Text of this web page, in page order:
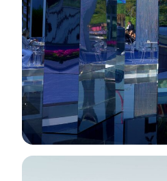
Dove parcheggiare
Punti ristoro
Scopri Vicenza
CATALOGO ESPOSITORI
Espositori Vicenzaoro
Espositori T.GOLD
EVENTI
Programma eventi